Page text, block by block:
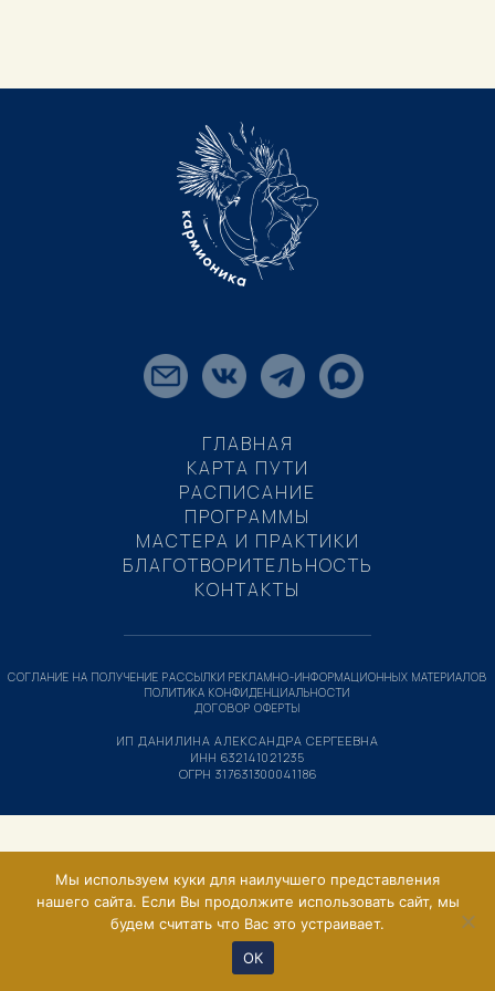
ГЛАВНАЯ
КАРТА ПУТИ
РАСПИСАНИЕ
ПРОГРАММЫ
МАСТЕРА И ПРАКТИКИ
БЛАГОТВОРИТЕЛЬНОСТЬ
КОНТАКТЫ
ИП ДАНИЛИНА АЛЕКСАНДРА СЕРГЕЕВНА
ИНН 632141021235
ОГРН 317631300041186
СОГЛАНИЕ НА ПОЛУЧЕНИЕ РАССЫЛКИ РЕКЛАМНО-ИНФОРМАЦИОННЫХ МАТЕРИАЛОВ
ПОЛИТИКА КОНФИДЕНЦИАЛЬНОСТИ
ДОГОВОР ОФЕРТЫ
Мы используем куки для наилучшего представления
нашего сайта. Если Вы продолжите использовать сайт, мы
будем считать что Вас это устраивает.
ОК